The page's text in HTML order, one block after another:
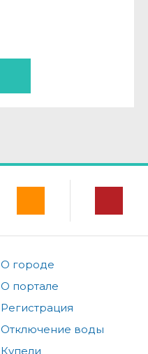
О городе
О портале
Регистрация
Отключение воды
Купели